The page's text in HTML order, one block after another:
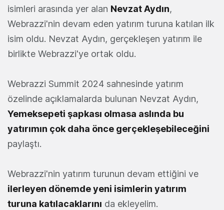
isimleri arasında yer alan Nevzat Aydın,
Webrazzi'nin devam eden yatırım turuna katılan ilk
isim oldu. Nevzat Aydın, gerçekleşen yatırım ile
birlikte Webrazzi'ye ortak oldu.
Webrazzi Summit 2024 sahnesinde yatırım
özelinde açıklamalarda bulunan Nevzat Aydın,
Yemeksepeti şapkası olmasa aslında bu
yatırımın çok daha önce gerçekleşebileceğini
paylaştı.
Webrazzi'nin yatırım turunun devam ettiğini ve
ilerleyen dönemde yeni isimlerin yatırım
turuna katılacaklarını da ekleyelim.